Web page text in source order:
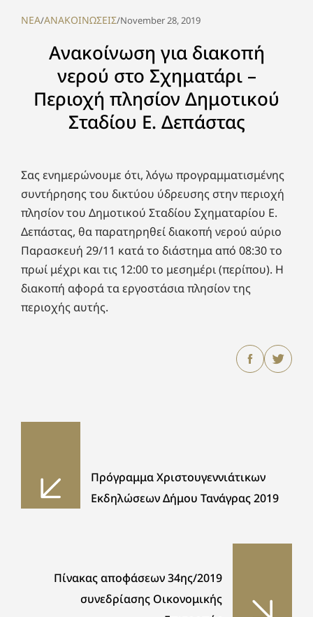
NEA/ΑΝΑΚΟΙΝΩΣΕΙΣ/November 28, 2019
Ανακοίνωση για διακοπή
νερού στο Σχηματάρι –
Περιοχή πλησίον Δημοτικού
Σταδίου Ε. Δεπάστας
Σας ενημερώνουμε ότι, λόγω προγραμματισμένης
συντήρησης του δικτύου ύδρευσης στην περιοχή
πλησίον του Δημοτικού Σταδίου Σχηματαρίου Ε.
Δεπάστας, θα παρατηρηθεί διακοπή νερού αύριο
Παρασκευή 29/11 κατά το διάστημα από 08:30 το
πρωί μέχρι και τις 12:00 το μεσημέρι (περίπου). Η
διακοπή αφορά τα εργοστάσια πλησίον της
περιοχής αυτής.
Πρόγραμμα Χριστουγεννιάτικων
Εκδηλώσεων Δήμου Τανάγρας 2019
Πίνακας αποφάσεων 34ης/2019
συνεδρίασης Οικονομικής